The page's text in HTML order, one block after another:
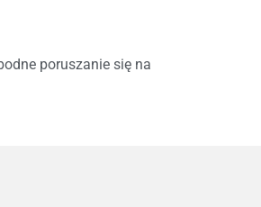
poruszanie się na